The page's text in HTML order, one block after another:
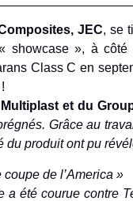
JEC, se
showcase », à côté
Class C en
!
et du
Grâce au
du produit ont pu
de l’America »
a été courue contre